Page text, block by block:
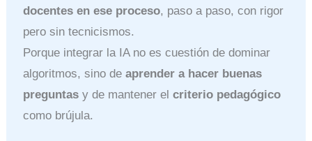
docentes en ese proceso, paso a paso, con rigor
pero sin tecnicismos.
Porque integrar la IA no es cuestión de dominar
algoritmos, sino deaprender a hacer buenas
preguntas y de mantener elcriterio pedagógico
como brújula.